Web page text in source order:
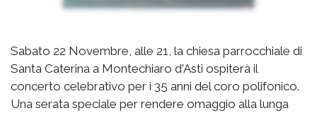
Sabato 22 Novembre, alle 21, la chiesa parrocchiale di
Santa Caterina a Montechiaro d'Asti ospiterà il
concerto celebrativo per i 35 anni del coro polifonico.
Una serata speciale per rendere omaggio alla lunga